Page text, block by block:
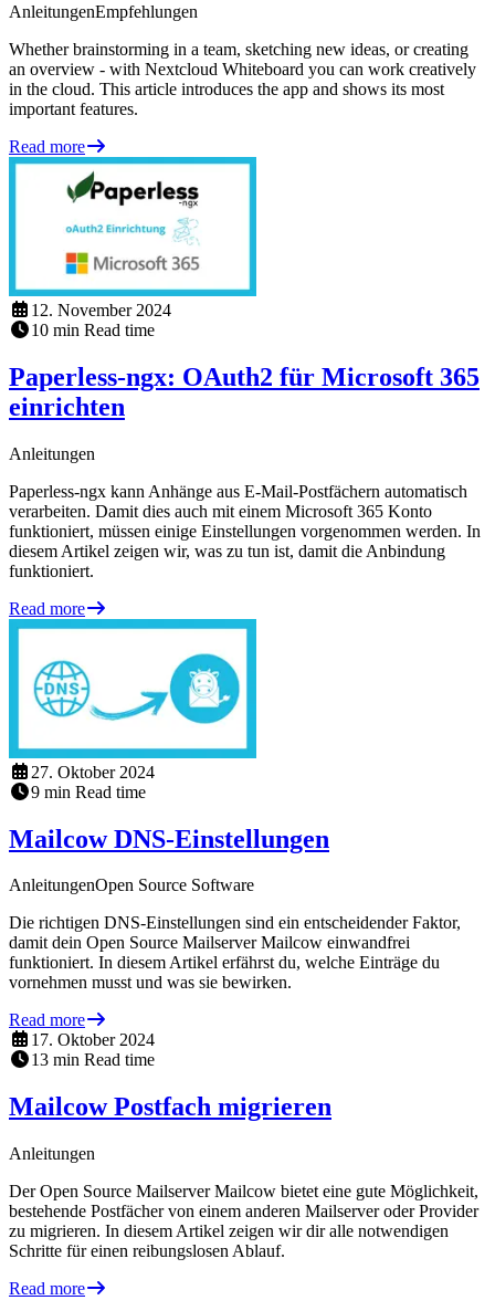
AnleitungenEmpfehlungen
Whether brainstorming in a team, sketching new ideas, or creating
an overview - with Nextcloud Whiteboard you can work creatively
in the cloud. This article introduces the app and shows its most
important features.
Read more
12. November 2024
10 min Read time
Paperless-ngx: OAuth2 für Microsoft 365
einrichten
Anleitungen
Paperless-ngx kann Anhänge aus E-Mail-Postfächern automatisch
verarbeiten. Damit dies auch mit einem Microsoft 365 Konto
funktioniert, müssen einige Einstellungen vorgenommen werden. In
diesem Artikel zeigen wir, was zu tun ist, damit die Anbindung
funktioniert.
Read more
27. Oktober 2024
9 min Read time
Mailcow DNS-Einstellungen
AnleitungenOpen Source Software
Die richtigen DNS-Einstellungen sind ein entscheidender Faktor,
damit dein Open Source Mailserver Mailcow einwandfrei
funktioniert. In diesem Artikel erfährst du, welche Einträge du
vornehmen musst und was sie bewirken.
Read more
17. Oktober 2024
13 min Read time
Mailcow Postfach migrieren
Anleitungen
Der Open Source Mailserver Mailcow bietet eine gute Möglichkeit,
bestehende Postfächer von einem anderen Mailserver oder Provider
zu migrieren. In diesem Artikel zeigen wir dir alle notwendigen
Schritte für einen reibungslosen Ablauf.
Read more